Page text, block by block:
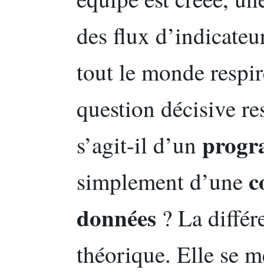
des flux
tout le monde
question décisive
s’agit-il d’un
simplement d’une
données ? La
théorique. Elle se